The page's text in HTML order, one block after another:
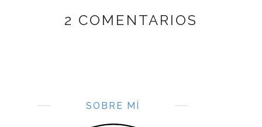
2 COMENTARIOS
SOBRE MÍ